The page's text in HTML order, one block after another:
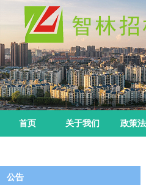
首页 关于我们 政策
公告